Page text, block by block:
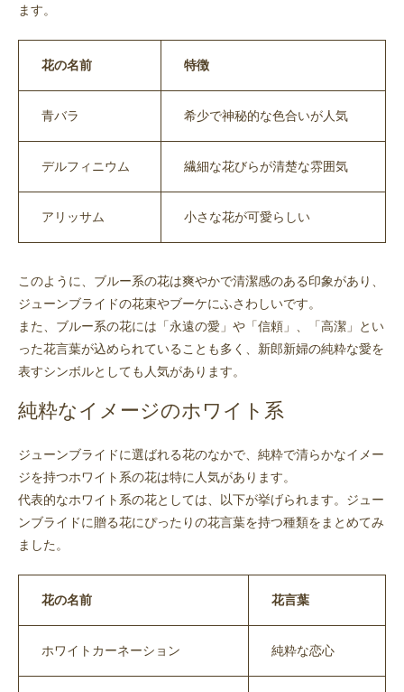
ます。
花の名前 特徴
青バラ 希少で神秘的な色合いが人気
デルフィニウム 繊細な花びらが清楚な雰囲気
アリッサム 小さな花が可愛らしい
このように、ブルー系の花は爽やかで清潔感のある印象があり、
ジューンブライドの花束やブーケにふさわしいです。
また、ブルー系の花には「永遠の愛」や「信頼」、「高潔」とい
った花言葉が込められていることも多く、新郎新婦の純粋な愛を
表すシンボルとしても人気があります。
純粋なイメージのホワイト系
ジューンブライドに選ばれる花のなかで、純粋で清らかなイメー
ジを持つホワイト系の花は特に人気があります。
代表的なホワイト系の花としては、以下が挙げられます。ジュー
ンブライドに贈る花にぴったりの花言葉を持つ種類をまとめてみ
ました。
花の名前 花言葉
ホワイトカーネーション 純粋な恋心